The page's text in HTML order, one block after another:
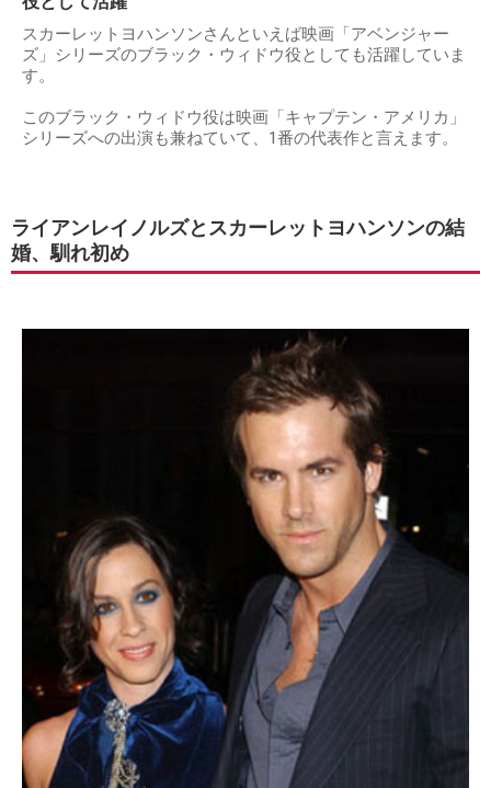
スカーレットヨハンソンさんといえば映画「アベンジャー
ズ」シリーズのブラック・ウィドウ役としても活躍していま
す。
このブラック・ウィドウ役は映画「キャプテン・アメリカ」
シリーズへの出演も兼ねていて、1番の代表作と言えます。
ライアンレイノルズとスカーレットヨハンソンの結
婚、馴れ初め